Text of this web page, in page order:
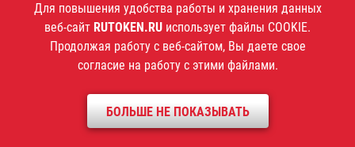
Для повышения удобства работы и хранения данных
веб-сайт RUTOKEN.RU использует файлы COOKIE.
Продолжая работу с веб-сайтом, Вы даете свое
согласие на работу с этими файлами.
БОЛЬШЕ НЕ ПОКАЗЫВАТЬ